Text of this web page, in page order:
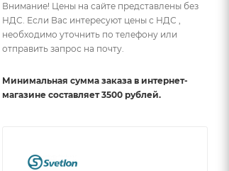
Внимание! Цены на сайте представлены без
НДС. Если Вас интересуют цены с НДС ,
необходимо уточнить по телефону или
отправить запрос на почту.
Минимальная сумма заказа в интернет-
магазине составляет 3500 рублей.